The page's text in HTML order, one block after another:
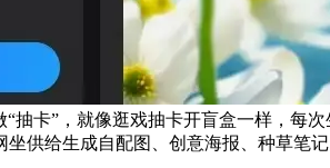
抽卡”，就像逛戏抽卡开盲盒一样，每
供给生成自配图、创意海报、种草